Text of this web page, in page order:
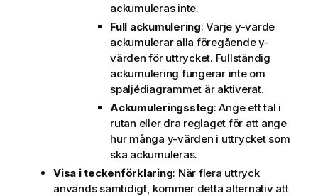
ackumuleras inte.
Full ackumulering: Varje y-värde
ackumulerar alla föregående y-
värden för uttrycket. Fullständig
ackumulering fungerar inte om
spaljédiagrammet är aktiverat.
Ackumuleringssteg: Ange ett tal i
rutan eller dra reglaget för att ange
hur många y-värden i uttrycket som
ska ackumuleras.
Visa i teckenförklaring: När flera uttryck
används samtidigt, kommer detta alternativ att